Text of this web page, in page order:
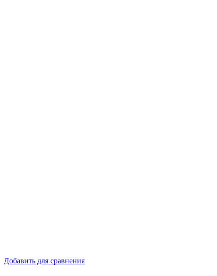
Добавить для сравнения